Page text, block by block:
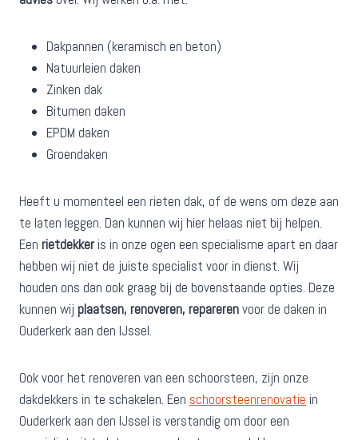
Dakpannen (keramisch en beton)
Natuurleien daken
Zinken dak
Bitumen daken
EPDM daken
Groendaken
Heeft u momenteel een rieten dak, of de wens om deze aan
te laten leggen. Dan kunnen wij hier helaas niet bij helpen.
Een rietdekker is in onze ogen een specialisme apart en daar
hebben wij niet de juiste specialist voor in dienst. Wij
houden ons dan ook graag bij de bovenstaande opties. Deze
kunnen wij plaatsen, renoveren, reparerenvoor de daken in
Ouderkerk aan den IJssel.
Ook voor het renoveren van een schoorsteen, zijn onze
dakdekkers in te schakelen. Een schoorsteenrenovatie in
Ouderkerk aan den IJssel is verstandig om door een